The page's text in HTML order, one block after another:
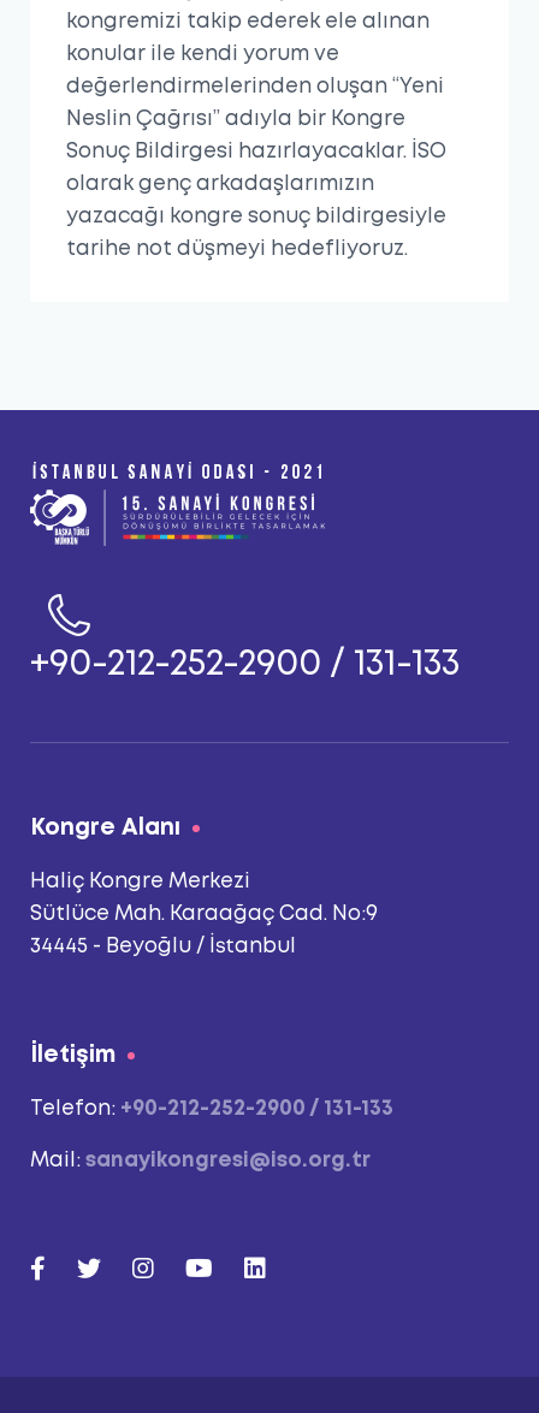
kongremizi takip ederek ele alınan
konular ile kendi yorum ve
değerlendirmelerinden oluşan “Yeni
Neslin Çağrısı” adıyla bir Kongre
Sonuç Bildirgesi hazırlayacaklar. İSO
olarak genç arkadaşlarımızın
yazacağı kongre sonuç bildirgesiyle
tarihe not düşmeyi hedefliyoruz.
+90-212-252-2900 / 131-133
Kongre Alanı
Haliç Kongre Merkezi
Sütlüce Mah. Karaağaç Cad. No:9
34445 - Beyoğlu / İstanbul
İletişim
Telefon: +90-212-252-2900 / 131-133
Mail: sanayikongresi@iso.org.tr